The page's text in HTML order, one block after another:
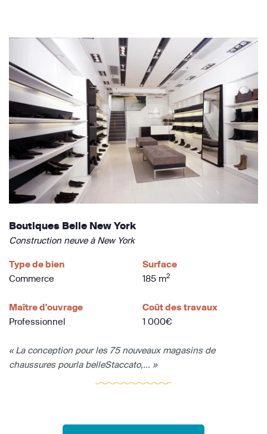
Boutiques Belle New York
Construction neuve à New York
Type de bien
Commerce
Surface
185 m2
Maître d'ouvrage
Professionnel
Coût des travaux
1 000€
« La conception pour les 75 nouveaux magasins de
chaussures pourla belleStaccato,... »